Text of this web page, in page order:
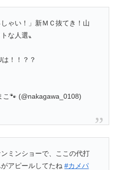
ゃい！」新ＭＣ抜てき！山
な人選〟
！！？？
🐾 (@nakagawa_0108)
ミンショーで、ここの代打
アピールしてたね#カメパ